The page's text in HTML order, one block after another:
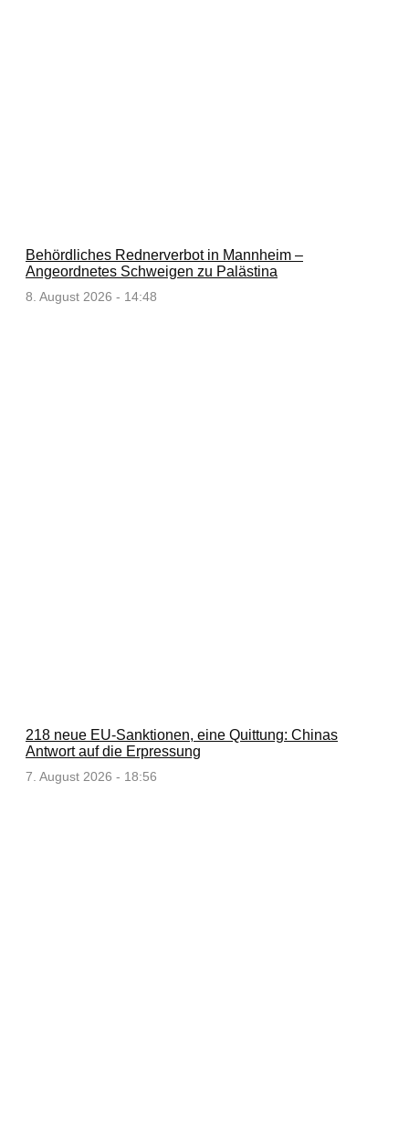
Behördliches Rednerverbot in Mannheim –
Angeordnetes Schweigen zu Palästina
8. August 2026 - 14:48
218 neue EU-Sanktionen, eine Quittung: Chinas
Antwort auf die Erpressung
7. August 2026 - 18:56